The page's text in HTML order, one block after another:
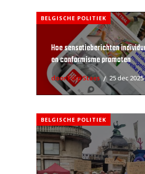
BELGISCHE POLITIEK
Hoe sensatieberichten
en conformisme promoten
door Filip Staes 25 dec 2025
BELGISCHE POLITIEK